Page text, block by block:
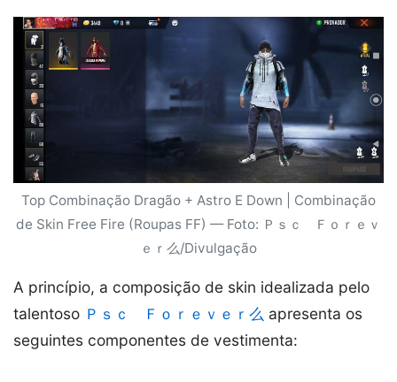
Top Combinação Dragão + Astro E Down | Combinação
de Skin Free Fire (Roupas FF) — Foto: ＰｓｃᅠＦｏｒｅｖ
ｅｒ么/Divulgação
A princípio, a composição de skin idealizada pelo
talentoso ＰｓｃᅠＦｏｒｅｖｅｒ么 apresenta os
seguintes componentes de vestimenta: